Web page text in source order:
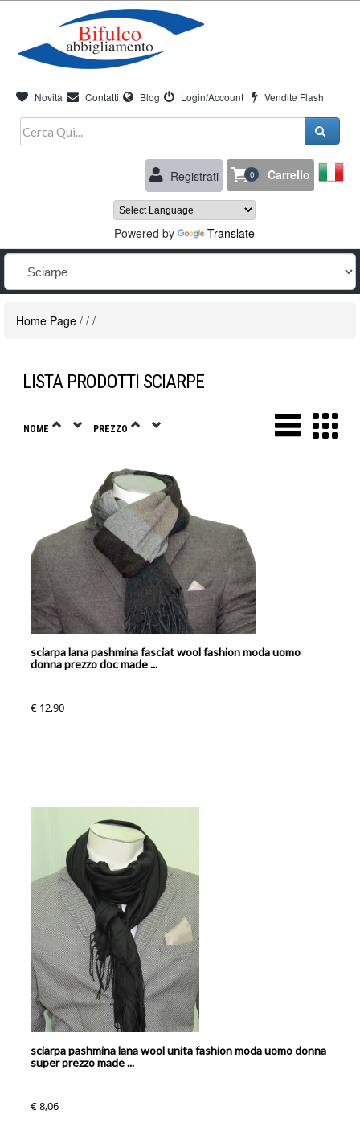
Novità Contatti Blog Login/Account Vendite Flash
Registrati 0 Carrello
Powered by Translate
Home Page / / /
LISTA PRODOTTI SCIARPE
NOME PREZZO
sciarpa lana pashmina fasciat wool fashion moda uomo
donna prezzo doc made ...
€ 12,90
sciarpa pashmina lana wool unita fashion moda uomo donna
super prezzo made ...
€ 8,06